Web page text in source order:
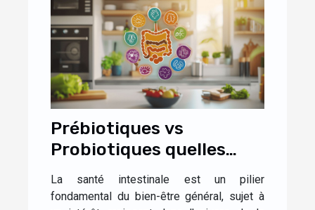
Prébiotiques vs
Probiotiques quelles
différences pour votre
santé intestinale
La santé intestinale est un pilier
fondamental du bien-être général, sujet à